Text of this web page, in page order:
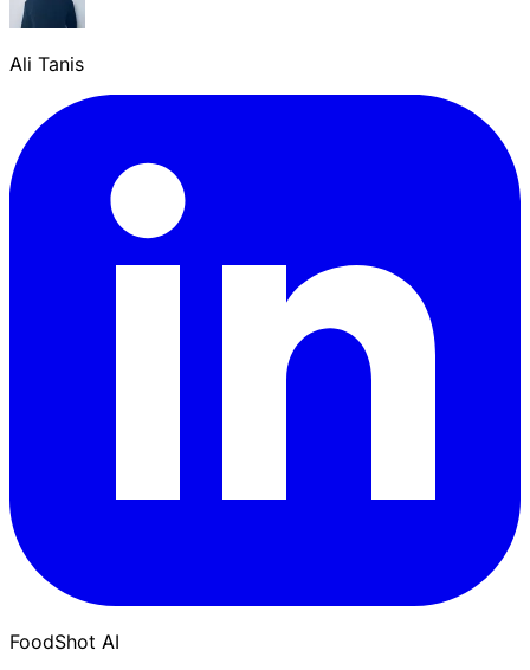
Ali Tanis
FoodShot AI